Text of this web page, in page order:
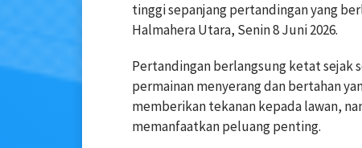
tinggi sepanjang pertandingan yang
Halmahera Utara, Senin 8 Juni 2026.
Pertandingan berlangsung ketat sejak
permainan menyerang dan bertahan
memberikan tekanan kepada lawan,
memanfaatkan peluang penting.